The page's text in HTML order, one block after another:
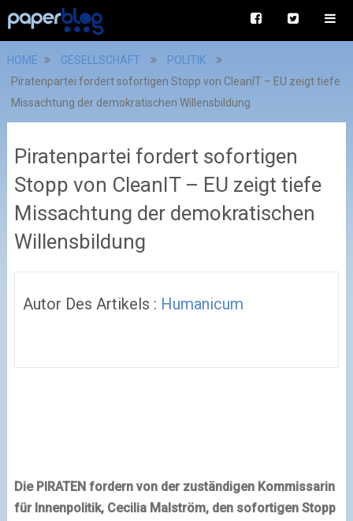
HOME GESELLSCHAFT
POLITIK
Piratenpartei fordert sofortigen Stopp von CleanIT – EU zeigt tiefe
Missachtung der demokratischen Willensbildung
Piratenpartei fordert sofortigen
Stopp von CleanIT – EU zeigt tiefe
Missachtung der demokratischen
Willensbildung
Autor Des Artikels : Humanicum
Die PIRATEN fordern von der zuständigen Kommissarin
für Innenpolitik, Cecilia Malström, den sofortigen Stopp